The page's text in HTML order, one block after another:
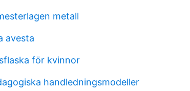
metall
avesta
för kvinnor
handledningsmodeller